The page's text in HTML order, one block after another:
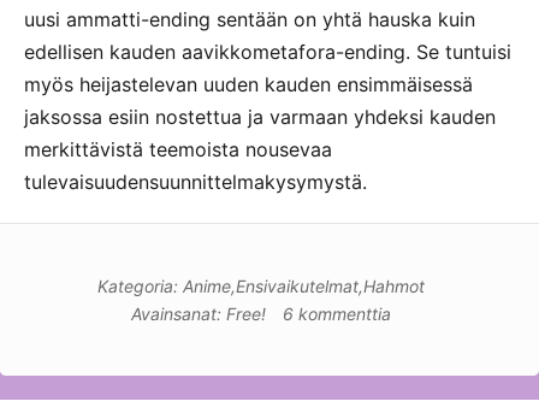
uusi ammatti-ending sentään on yhtä hauska kuin
edellisen kauden aavikkometafora-ending. Se tuntuisi
myös heijastelevan uuden kauden ensimmäisessä
jaksossa esiin nostettua ja varmaan yhdeksi kauden
merkittävistä teemoista nousevaa
tulevaisuudensuunnittelmakysymystä.
Kategoria: Anime,Ensivaikutelmat,Hahmot
Avainsanat: Free! 6 kommenttia